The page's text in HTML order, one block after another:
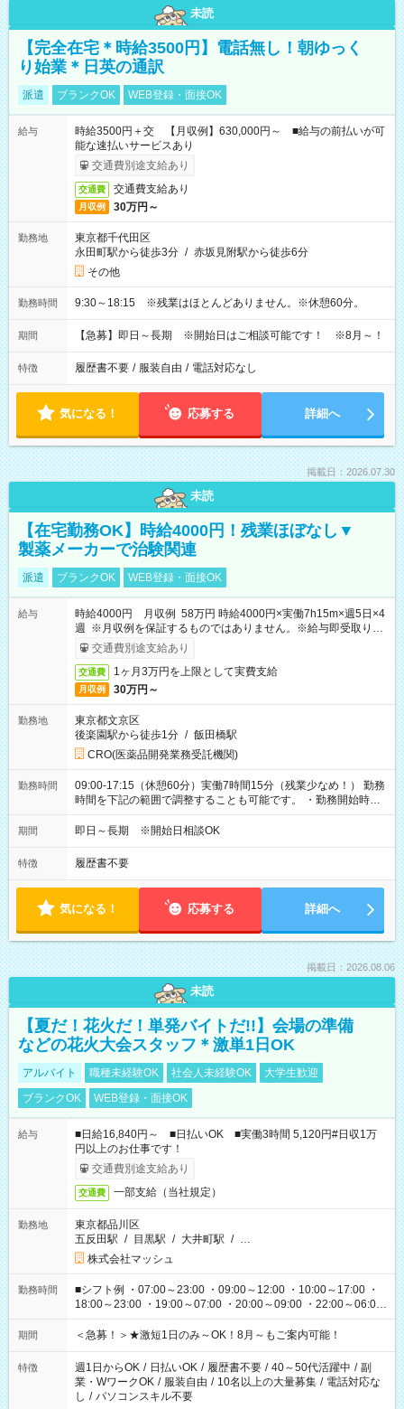
未読
【完全在宅＊時給3500円】電話無し！朝ゆっく
り始業＊日英の通訳
派遣 ブランクOK WEB登録・面接OK
給与
時給3500円＋交 【月収例】630,000円～ ■給与の前払いが可
能な速払いサービスあり
交通費別途支給あり
交通費 交通費支給あり
月収例 30万円～
勤務地
東京都千代田区
永田町駅から徒歩3分 / 赤坂見附駅から徒歩6分
その他
勤務時間 9:30～18:15 ※残業はほとんどありません。※休憩60分。
期間 【急募】即日～長期 ※開始日はご相談可能です！ ※8月～！
特徴 履歴書不要 / 服装自由 / 電話対応なし
気になる！ 応募する 詳細へ
掲載日：2026.07.30
未読
【在宅勤務OK】時給4000円！残業ほぼなし▼
製薬メーカーで治験関連
派遣 ブランクOK WEB登録・面接OK
給与
時給4000円 月収例 58万円 時給4000円×実働7h15m×週5日×4
週 ※月収例を保証するものではありません。※給与即受取りサ
ービス利用可（利用条件有）
交通費別途支給あり
交通費 1ヶ月3万円を上限として実費支給
月収例 30万円～
勤務地
東京都文京区
後楽園駅から徒歩1分 / 飯田橋駅
CRO(医薬品開発業務受託機関)
勤務時間
09:00-17:15（休憩60分）実働7時間15分（残業少なめ！） 勤務
時間を下記の範囲で調整することも可能です。 ・勤務開始時
間 09:00～10:00 ・勤務終了時間 16:00～17:15 ・実働
05:00～07:15
期間 即日～長期 ※開始日相談OK
特徴 履歴書不要
気になる！ 応募する 詳細へ
掲載日：2026.08.06
未読
【夏だ！花火だ！単発バイトだ!!】会場の準備
などの花火大会スタッフ＊激単1日OK
アルバイト 職種未経験OK 社会人未経験OK
大学生歓迎
ブランクOK
WEB登録・面接OK
給与
■日給16,840円～ ■日払いOK ■実働3時間 5,120円#日収1万
円以上のお仕事です！
交通費別途支給あり
交通費 一部支給（当社規定）
勤務地
東京都品川区
五反田駅 / 目黒駅 / 大井町駅 / …
株式会社マッシュ
勤務時間
■シフト例 ・07:00～23:00 ・09:00～12:00 ・10:00～17:00 ・
18:00～23:00 ・19:00～07:00 ・20:00～09:00 ・22:00～06:00
etc ★最短3時間で5,120円のお仕事から／15時間で2万円近く稼
げるお仕事も！ ご希望のお時間に合わせてご紹介！ ※シフトは
ください！
期間 ＜急募！＞★激短1日のみ～OK！8月～もご案内可能！
特徴 週1日からOK / 日払いOK / 履歴書不要 / 40～50代活躍中 / 副
業・WワークOK / 服装自由 / 10名以上の大量募集 / 電話対応な
し / パソコンスキル不要